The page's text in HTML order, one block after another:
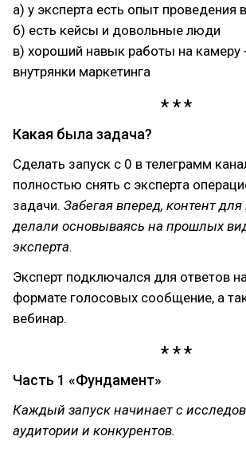
а) у эксперта есть опыт проведения
б) есть кейсы и довольные люди
в) хороший навык работы на камеру
внутрянки маркетинга
Какая была задача?
Сделать запуск с 0 в телеграмм
полностью снять с эксперта
задачи. Забегая вперед, контент
делали основываясь на прошлых
эксперта.
Эксперт подключался для ответов
формате голосовых сообщение, а
вебинар.
Часть 1 «Фундамент»
Каждый запуск начинает с
аудитории и конкурентов.